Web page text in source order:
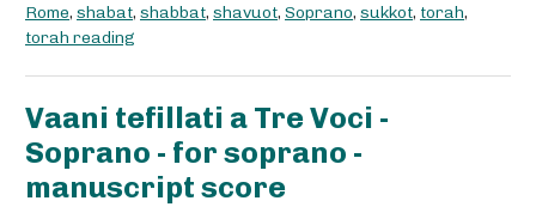
Rome, shabat, shabbat, shavuot, Soprano, sukkot, torah,
torah reading
Vaani tefillati a Tre Voci -
Soprano - for soprano -
manuscript score